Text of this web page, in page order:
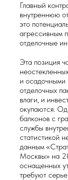
Главный
внутреннюю
это
агрессивным
отделочные
Эта позиция
и осадочными
отделочных
влаги, и
окупаются.
балконов с
службы
статистикой
данным
Москвы» на
оснащенных
требуют